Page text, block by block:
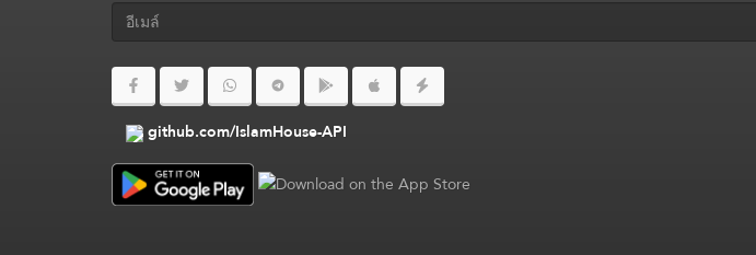
github.com/IslamHouse-API